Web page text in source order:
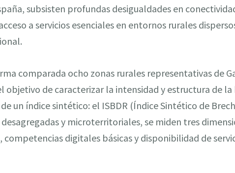
subsisten profundas desigualdades en
a servicios esenciales en entornos rurales
comparada ocho zonas rurales representativas de
objetivo de caracterizar la intensidad y estructura de
un índice sintético: el ISBDR (Índice Sintético de
y microterritoriales, se miden tres
competencias digitales básicas y disponibilidad de